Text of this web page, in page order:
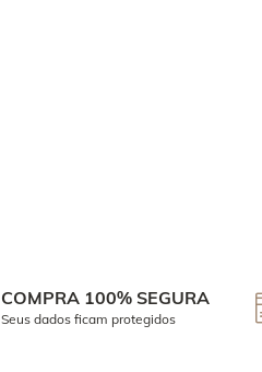
COMPRA 100% SEGURA
Seus dados ficam protegidos